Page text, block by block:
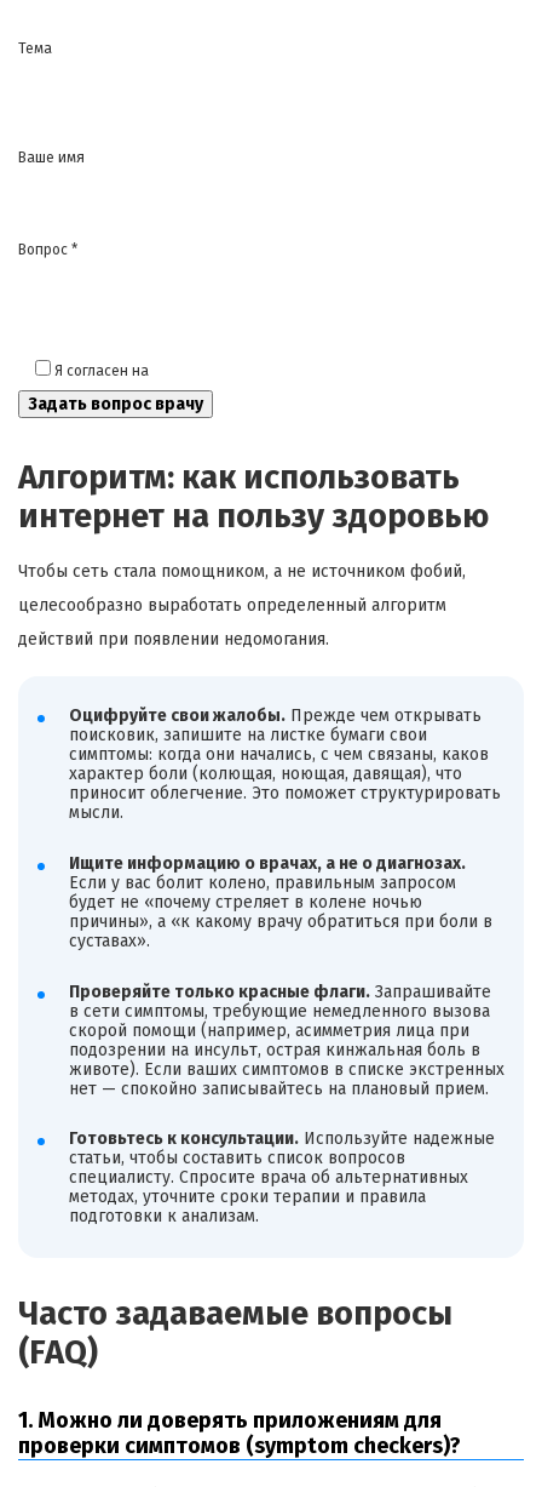
Тема
Ваше имя
Вопрос *
Я согласен на
Алгоритм: как использовать
интернет на пользу здоровью
Чтобы сеть стала помощником, а не источником фобий,
целесообразно выработать определенный алгоритм
действий при появлении недомогания.
Оцифруйте свои жалобы.Прежде чем открывать
поисковик, запишите на листке бумаги свои
симптомы: когда они начались, с чем связаны, каков
характер боли (колющая, ноющая, давящая), что
приносит облегчение. Это поможет структурировать
мысли.
Ищите информацию о врачах, а не о диагнозах.
Если у вас болит колено, правильным запросом
будет не «почему стреляет в колене ночью
причины», а «к какому врачу обратиться при боли в
суставах».
Проверяйте только красные флаги.Запрашивайте
в сети симптомы, требующие немедленного вызова
скорой помощи (например, асимметрия лица при
подозрении на инсульт, острая кинжальная боль в
животе). Если ваших симптомов в списке экстренных
нет — спокойно записывайтесь на плановый прием.
Готовьтесь к консультации.Используйте надежные
статьи, чтобы составить список вопросов
специалисту. Спросите врача об альтернативных
методах, уточните сроки терапии и правила
подготовки к анализам.
Часто задаваемые вопросы
(FAQ)
1. Можно ли доверять приложениям для
проверки симптомов (symptom checkers)?